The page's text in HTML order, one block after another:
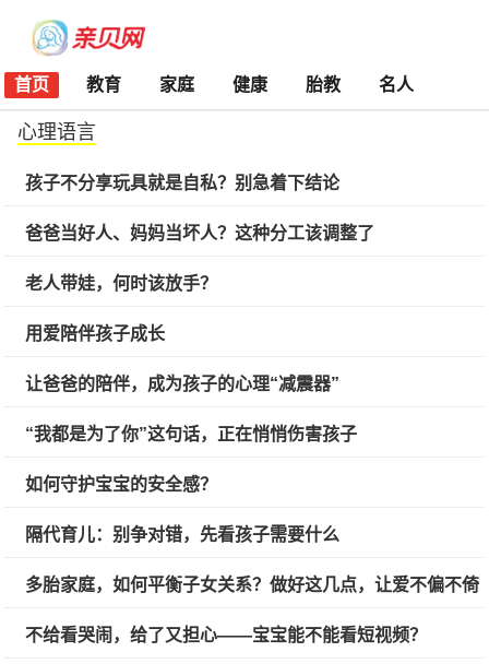
首页 教育 家庭 健康 胎教 名人
心理语言
孩子不分享玩具就是自私？别急着下结论
爸爸当好人、妈妈当坏人？这种分工该调整了
老人带娃，何时该放手？
用爱陪伴孩子成长
让爸爸的陪伴，成为孩子的心理“减震器”
“我都是为了你”这句话，正在悄悄伤害孩子
如何守护宝宝的安全感？
隔代育儿：别争对错，先看孩子需要什么
多胎家庭，如何平衡子女关系？做好这几点，让爱不偏不倚
不给看哭闹，给了又担心——宝宝能不能看短视频？